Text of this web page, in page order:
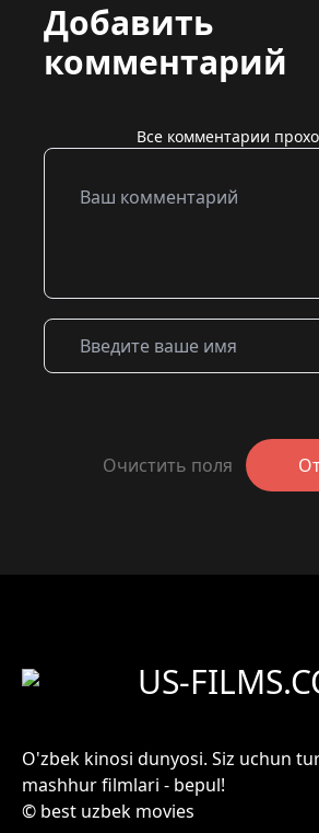
Добавить
комментарий
Все комментарии
Очистить поля
US-
O'zbek kinosi dunyosi. Siz uchun
mashhur filmlari - bepul!
© best uzbek movies